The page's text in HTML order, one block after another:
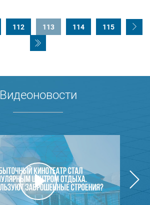
112 113 114 115
Видеоновости